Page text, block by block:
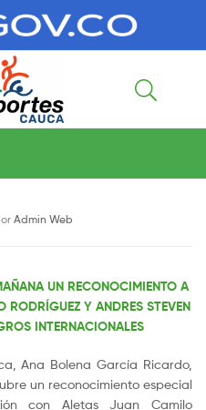
Admin Web
UN RECONOCIMIENTO A
RODRÍGUEZ Y ANDRES STEVEN
INTERNACIONALES
Ana Bolena García Ricardo,
un reconocimiento especial
con Aletas Juan Camilo